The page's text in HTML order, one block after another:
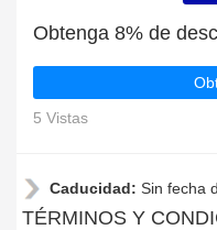
5 Vistas
Caducidad: Sin fecha
TÉRMINOS Y